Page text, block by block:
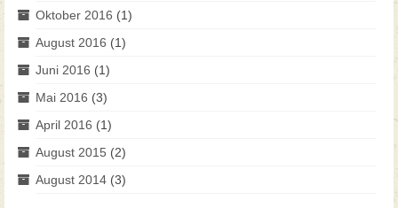
Oktober 2016 (1)
August 2016 (1)
Juni 2016 (1)
Mai 2016 (3)
April 2016 (1)
August 2015 (2)
August 2014 (3)